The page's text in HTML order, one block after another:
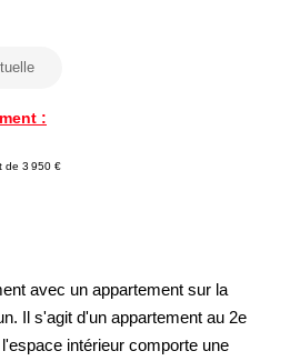
:
de 3 950 €
avec un appartement sur la
Il s'agit d'un appartement au 2e
intérieur comporte une